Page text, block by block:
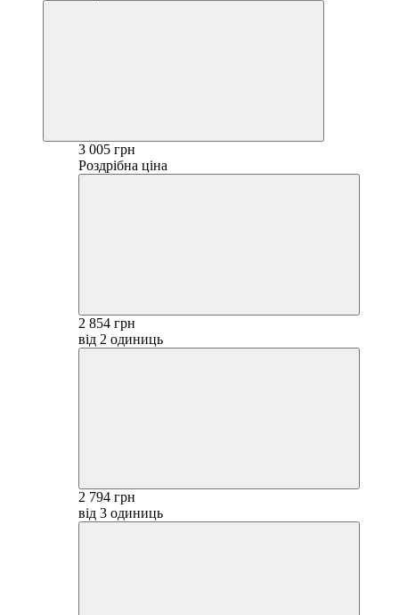
3 005 грн
Роздрібна ціна
2 854 грн
від 2 одиниць
2 794 грн
від 3 одиниць